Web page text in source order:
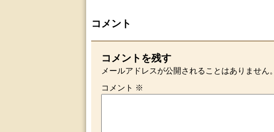
コメント
コメントを残す
メールアドレスが公開されることはありません。
コメント ※